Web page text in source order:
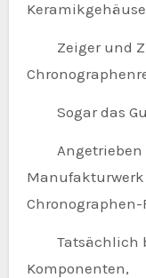
Zeiger und
Sogar das
Angetrieben
Manufakturwerk
Tatsächlich
Komponenten,